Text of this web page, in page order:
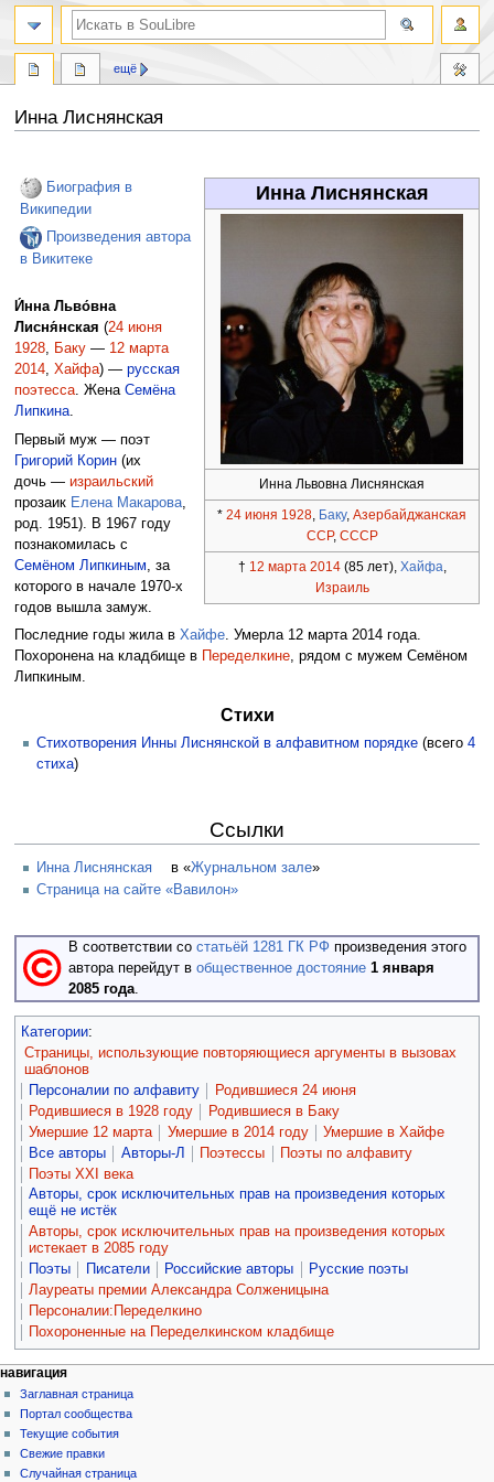
Инна Лиснянская
навигации
поиску
Инна Лиснянская
Инна Львовна Лиснянская
*24 июня 1928, Баку,Азербайджанская
ССР, СССР
† 12 марта 2014(85 лет), Хайфа,
Израиль
Биография в
Википедии
Произведения автора
в Викитеке
И́нна Льво́вна
Лисня́нская (24 июня
1928, Баку— 12 марта
2014, Хайфа) — русская
поэтесса. Жена Семёна
Липкина.
Первый муж — поэт
Григорий Корин(их
дочь — израильский
прозаик Елена Макарова,
род. 1951). В 1967 году
познакомилась с
Семёном Липкиным, за
которого в начале 1970-х
годов вышла замуж.
Последние годы жила в Хайфе. Умерла 12 марта 2014 года.
Похоронена на кладбище в
Переделкине, рядом с мужем Семёном
Липкиным.
Стихи
Стихотворения Инны Лиснянской в алфавитном порядке (всего 4
стиха)
Ссылки
Инна Лиснянская в «Журнальном зале»
Страница на сайте «Вавилон»
В соответствии со статьёй 1281 ГК РФ произведения этого
автора перейдут в общественное достояние 1 января
2085 года
Категории:
Страницы, использующие повторяющиеся аргументы в вызовах
шаблонов
Персоналии по алфавиту
Родившиеся 24 июня
Родившиеся в 1928 году
Родившиеся в Баку
Умершие 12 марта
Умершие в 2014 году
Умершие в Хайфе
Все авторы
Авторы-Л Поэтессы
Поэты по алфавиту
Поэты XXI века
Авторы, срок исключительных прав на произведения которых
ещё не истёк
Авторы, срок исключительных прав на произведения которых
истекает в 2085 году
Поэты
Писатели Российские авторы
Русские поэты
Лауреаты премии Александра Солженицына
Персоналии:Переделкино
Похороненные на Переделкинском кладбище
ещё
навигация
Заглавная страница
Портал сообщества
Текущие события
Свежие правки
Случайная страница